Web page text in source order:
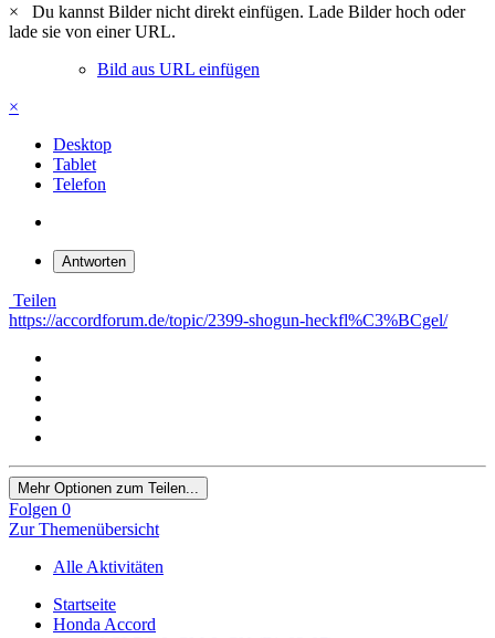
×
Du kannst Bilder nicht direkt einfügen. Lade Bilder hoch oder
lade sie von einer URL.
Bild aus URL einfügen
×
Desktop
Tablet
Telefon
Antworten
Teilen
https://accordforum.de/topic/2399-shogun-heckfl%C3%BCgel/
Mehr Optionen zum Teilen...
Folgen 0
Zur Themenübersicht
Alle Aktivitäten
Startseite
Honda Accord